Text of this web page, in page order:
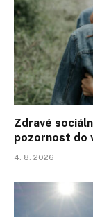
Zdravé
pozornost do
4. 8. 2026